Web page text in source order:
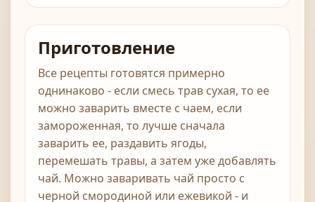
Приготовление
Все рецепты готовятся примерно
однинаково - если смесь трав сухая, то ее
можно заварить вместе с чаем, если
замороженная, то лучше сначала
заварить ее, раздавить ягоды,
перемешать травы, а затем уже добавлять
чай. Можно заваривать чай просто с
черной смородиной или ежевикой - и